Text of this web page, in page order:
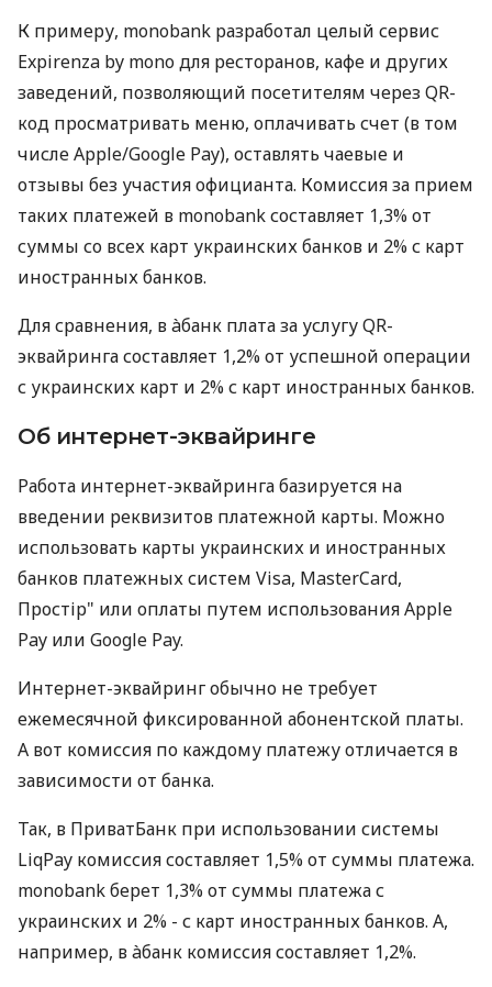
К примеру, monobank разработал целый сервис
Expirenza by mono для ресторанов, кафе и других
заведений, позволяющий посетителям через QR-
код просматривать меню, оплачивать счет (в том
числе Apple/Google Pay), оставлять чаевые и
отзывы без участия официанта. Комиссия за прием
таких платежей в monobank составляет 1,3% от
суммы со всех карт украинских банков и 2% с карт
иностранных банков.
Для сравнения, в àбанк плата за услугу QR-
эквайринга составляет 1,2% от успешной операции
с украинских карт и 2% с карт иностранных банков.
Об интернет-эквайринге
Работа интернет-эквайринга базируется на
введении реквизитов платежной карты. Можно
использовать карты украинских и иностранных
банков платежных систем Visa, MasterCard,
Простір" или оплаты путем использования Apple
Pay или Google Pay.
Интернет-эквайринг обычно не требует
ежемесячной фиксированной абонентской платы.
А вот комиссия по каждому платежу отличается в
зависимости от банка.
Так, в ПриватБанк при использовании системы
LiqPay комиссия составляет 1,5% от суммы платежа.
monobank берет 1,3% от суммы платежа с
украинских и 2% - с карт иностранных банков. А,
например, в àбанк комиссия составляет 1,2%.